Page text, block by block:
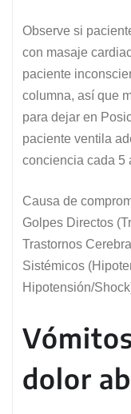
Observe si
con masaje
paciente
columna, así que
para dejar en
paciente ventila
conciencia cada 5
Causa de
Golpes Directos
Trastornos
Sistémicos
Hipotensión/
dolor